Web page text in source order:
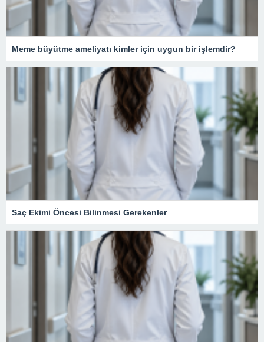
Meme büyütme ameliyatı kimler için uygun bir işlemdir?
Saç Ekimi Öncesi Bilinmesi Gerekenler